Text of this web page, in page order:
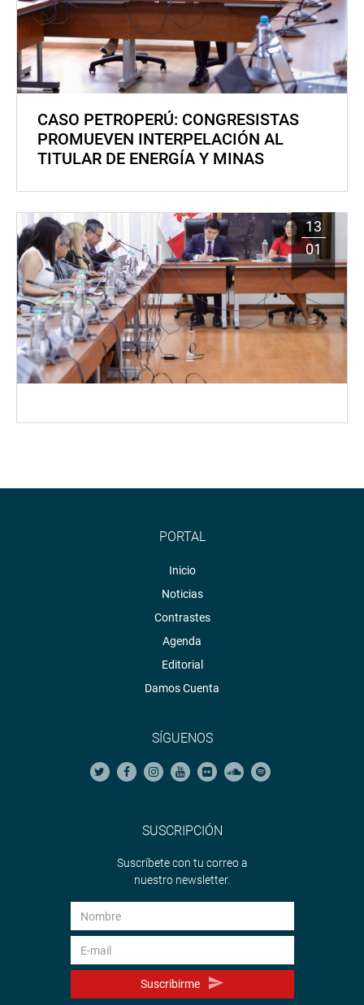
CASO PETROPERÚ: CONGRESISTAS
PROMUEVEN INTERPELACIÓN AL
TITULAR DE ENERGÍA Y MINAS
13
01
PORTAL
Inicio
Noticias
Contrastes
Agenda
Editorial
Damos Cuenta
SÍGUENOS
SUSCRIPCIÓN
Suscríbete con tu correo a
nuestro newsletter.
Suscribirme